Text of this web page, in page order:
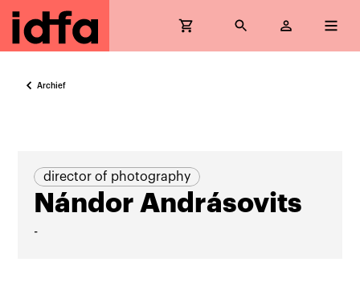
Archief
director of photography
Nándor Andrásovits
-